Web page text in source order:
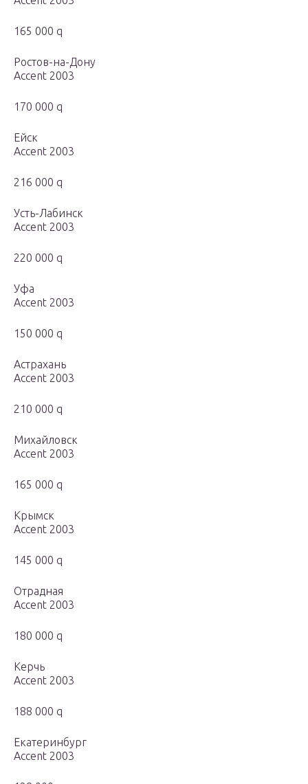
165 000 q
Ростов-на-Дону
Accent 2003
170 000 q
Ейск
Accent 2003
216 000 q
Усть-Лабинск
Accent 2003
220 000 q
Уфа
Accent 2003
150 000 q
Астрахань
Accent 2003
210 000 q
Михайловск
Accent 2003
165 000 q
Крымск
Accent 2003
145 000 q
Отрадная
Accent 2003
180 000 q
Керчь
Accent 2003
188 000 q
Екатеринбург
Accent 2003